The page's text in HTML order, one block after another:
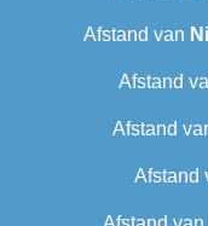
Afstand van
Afstand
Afstand
Afstand